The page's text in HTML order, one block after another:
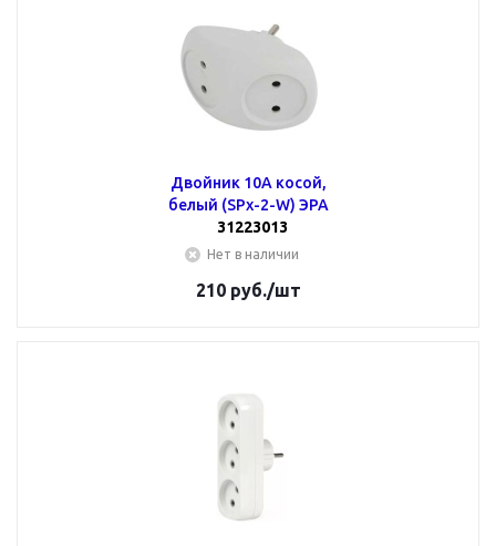
Двойник 10А косой,
белый (SPx-2-W) ЭРА
31223013
Нет в наличии
210 руб./шт